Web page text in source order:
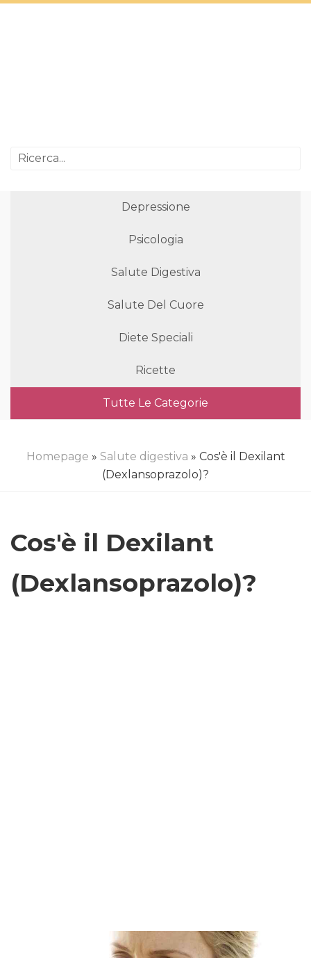
Depressione
Psicologia
Salute Digestiva
Salute Del Cuore
Diete Speciali
Ricette
Tutte Le Categorie
Homepage » Salute digestiva » Cos'è il Dexilant
(Dexlansoprazolo)?
Cos'è il Dexilant
(Dexlansoprazolo)?